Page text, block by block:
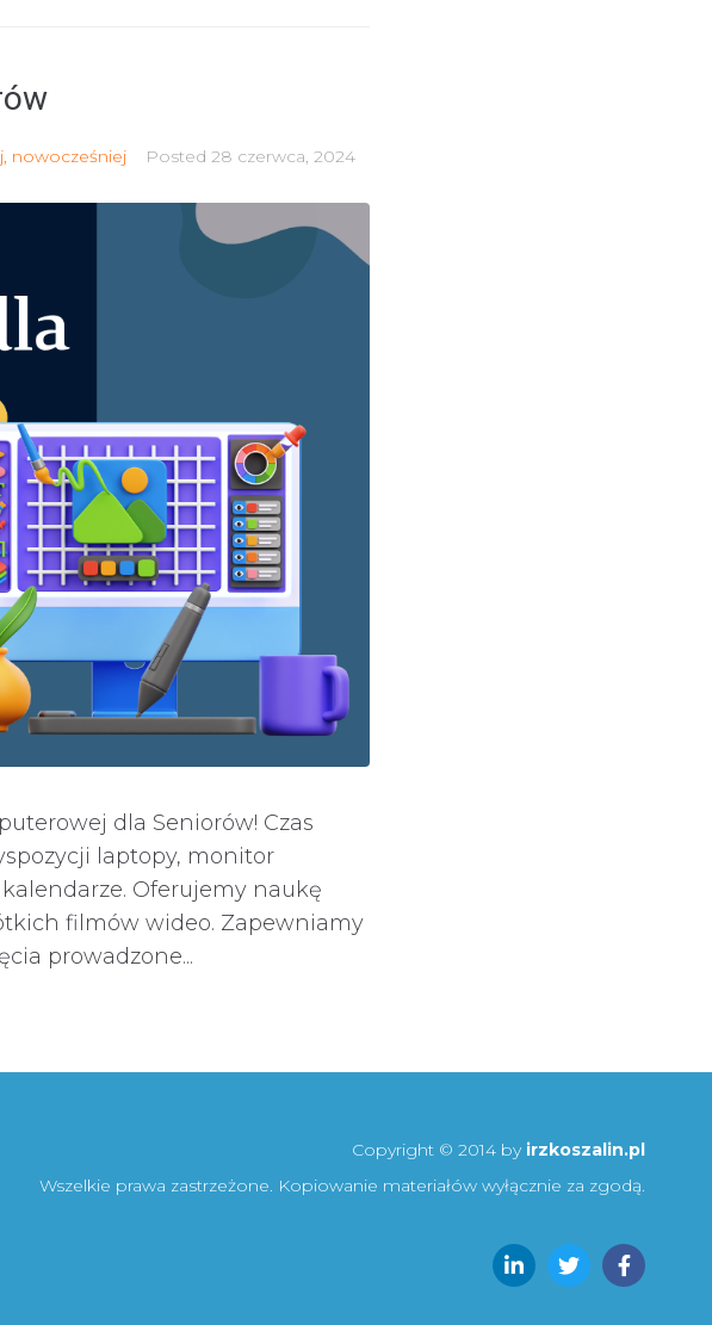
nowocześniej Posted 28 czerwca, 2024
dla Seniorów! Czas
laptopy, monitor
Oferujemy naukę
filmów wideo. Zapewniamy
prowadzone...
Copyright © 2014 by irzkoszalin.pl
Wszelkie prawa zastrzeżone. Kopiowanie materiałów wyłącznie za zgodą.